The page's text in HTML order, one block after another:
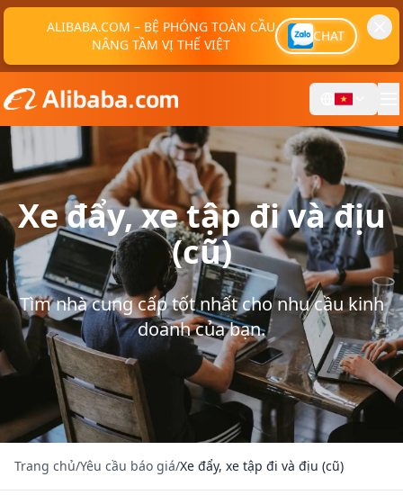
ALIBABA.COM – BỆ PHÓNG TOÀN CẦU
NÂNG TẦM VỊ THẾ VIỆT
CHAT
Xe đẩy, xe tập đi và địu
(cũ)
Tìm nhà cung cấp tốt nhất cho nhu cầu kinh
doanh của bạn.
Trang chủ/Yêu cầu báo giá/Xe đẩy, xe tập đi và địu (cũ)